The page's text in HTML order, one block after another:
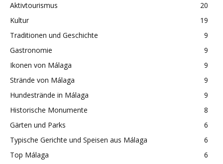
Aktivtourismus
20
Kultur
19
Traditionen und Geschichte
9
Gastronomie
9
Ikonen von Málaga
9
Strände von Málaga
9
Hundestrände in Málaga
9
Historische Monumente
8
Gärten und Parks
6
Typische Gerichte und Speisen aus Málaga
6
Top Málaga
6